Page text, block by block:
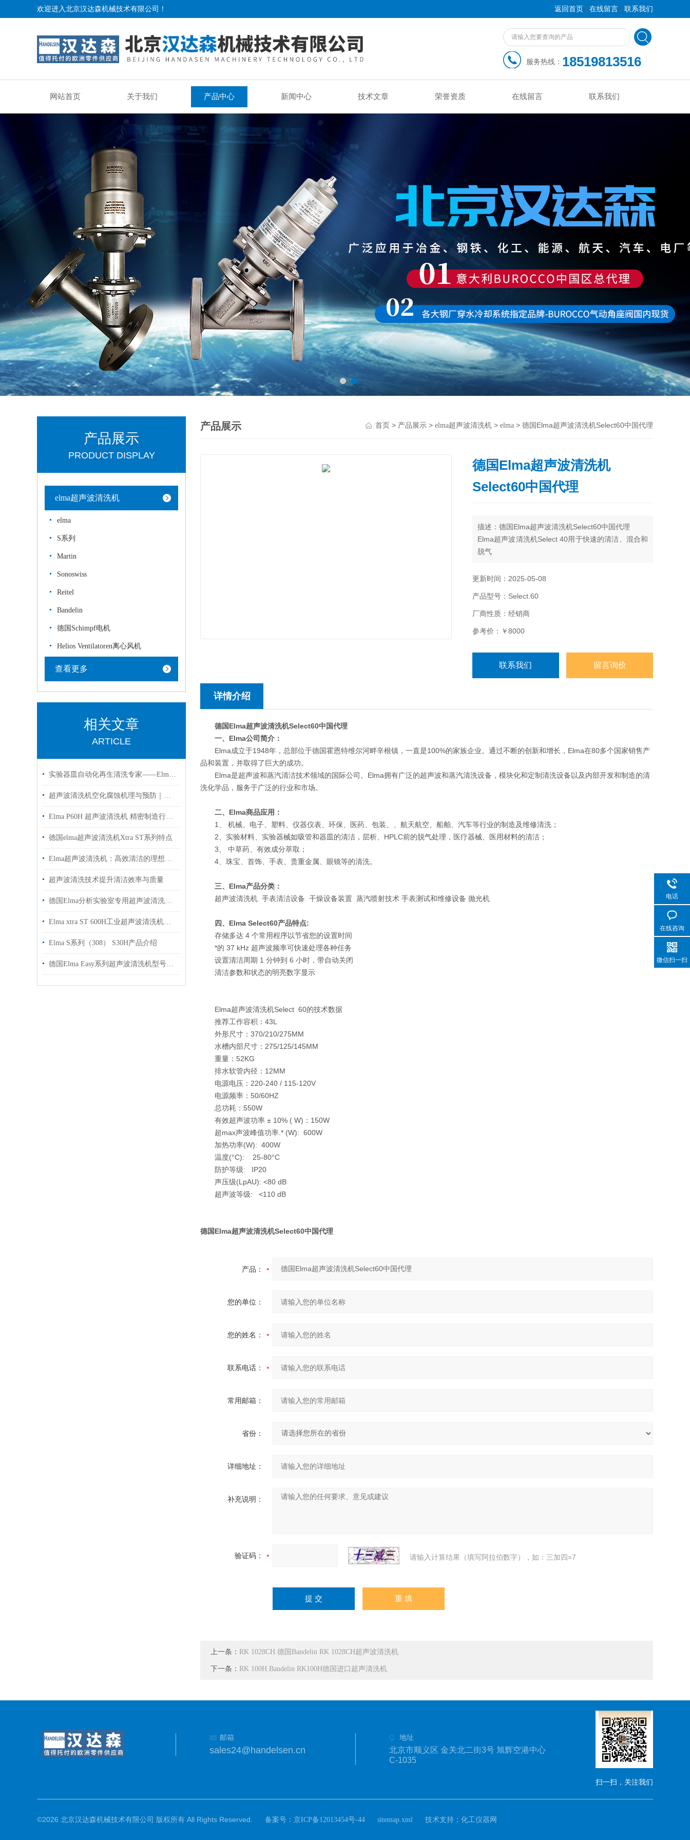
欢迎进入北京汉达森机械技术有限公司！ 返回首页 | 在线留言 | 联系我们
服务热线： 18519813516
网站首页 关于我们 产品中心 新闻中心 技术文章 荣誉资质 在线留言 联系我们
产品展示
PRODUCT DISPLAY
elma超声波清洗机
elma
S系列
Martin
Sonoswiss
Reitel
Bandelin
德国Schimpf电机
Helios Ventilatoren离心风机
查看更多
相关文章
ARTICLE
实验器皿自动化再生清洗专家——Elma实验室清洗机应用解析
超声波清洗机空化腐蚀机理与预防｜德国 Elma 工厂专业解答
Elma P60H 超声波清洗机 精密制造行业应用解析
德国elma超声波清洗机Xtra ST系列特点
Elma超声波清洗机：高效清洁的理想之选
超声波清洗技术提升清洁效率与质量
德国Elma分析实验室专用超声波清洗机P180H国内代理现货
Elma xtra ST 600H工业超声波清洗机介绍
Elma S系列（308） S30H产品介绍
德国Elma Easy系列超声波清洗机型号介绍
产品展示 首页 > 产品展示 > elma超声波清洗机 > elma > 德国Elma超声波清洗机Select60中国代理
德国Elma超声波清洗机
Select60中国代理
描述：德国Elma超声波清洗机Select60中国代理
Elma超声波清洗机Select 40用于快速的清洁、混合和
脱气
更新时间：2025-05-08
产品型号：Select.60
厂商性质：经销商
参考价：￥8000
联系我们 留言询价
详情介绍
德国Elma超声波清洗机Select60中国代理
一、Elma公司简介：
Elma成立于1948年，总部位于德国霍恩特维尔河畔辛根镇，一直是100%的家族企业。通过不断的创新和增长，Elma在80多个国家销售产
品和装置，并取得了巨大的成功。
Elma是超声波和蒸汽清洁技术领域的国际公司。Elma拥有广泛的超声波和蒸汽清洗设备，模块化和定制清洗设备以及内部开发和制造的清
洗化学品，服务于广泛的行业和市场。
二、Elma商品应用：
1、 机械、电子、塑料、仪器仪表、环保、医药、包装、、航天航空、船舶、汽车等行业的制造及维修清洗；
2、实验材料、实验器械如吸管和器皿的清洁，层析、HPLC前的脱气处理，医疗器械、医用材料的清洁；
3、 中草药、有效成分萃取；
4、珠宝、首饰、手表、贵重金属、眼镜等的清洗。
三、Elma产品分类：
超声波清洗机 手表清洁设备 干燥设备装置 蒸汽喷射技术 手表测试和维修设备 抛光机
四、Elma Select60产品特点:
存储多达 4 个常用程序以节省您的设置时间
*的 37 kHz 超声波频率可快速处理各种任务
设置清洁周期 1 分钟到 6 小时，带自动关闭
清洁参数和状态的明亮数字显示
Elma超声波清洗机Select 60的技术数据
推荐工作容积：43L
外形尺寸：370/210/275MM
水槽内部尺寸：275/125/145MM
重量：52KG
排水软管内径：12MM
电源电压：220-240 / 115-120V
电源频率：50/60HZ
总功耗：550W
有效超声波功率 ± 10% ( W)：150W
超max声波峰值功率.* (W): 600W
加热功率(W): 400W
温度(°C): 25-80°C
防护等级: IP20
声压级(LpAU): <80 dB
超声波等级: <110 dB
德国Elma超声波清洗机Select60中国代理
产品：
您的单位：
您的姓名：
联系电话：
常用邮箱：
省份：
详细地址：
补充说明：
验证码： 请输入计算结果（填写阿拉伯数字），如：三加四=7
上一条： RK 1028CH.德国Bandelin RK 1028CH超声波清洗机
下一条： RK 100H.Bandelin RK100H德国进口超声清洗机
邮箱
sales24@handelsen.cn
地址
北京市顺义区 金关北二街3号 旭辉空港中心
C-1035
扫一扫，关注我们
©2026 北京汉达森机械技术有限公司 版权所有 All Rights Reserved. 备案号： 京ICP备12013454号-44 sitemap.xml 技术支持： 化工仪器网
电话
在线咨询
微信扫一扫